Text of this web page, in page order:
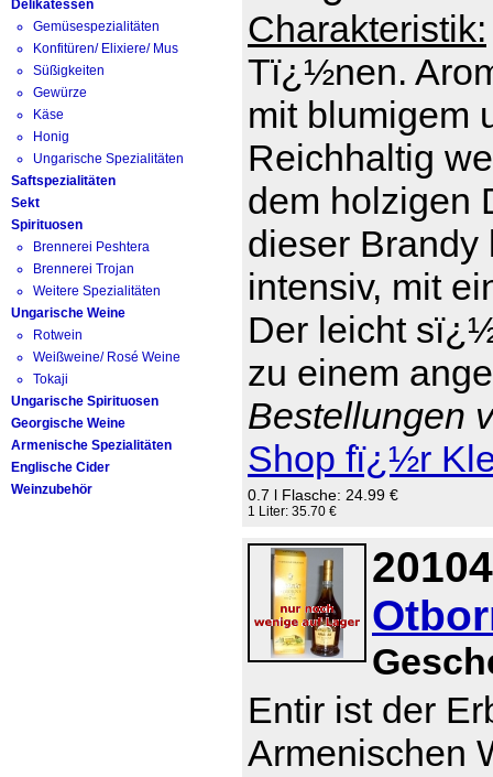
Delikatessen
Gemüsespezialitäten
Konfitüren/ Elixiere/ Mus
Süßigkeiten
Gewürze
Käse
Honig
Ungarische Spezialitäten
Saftspezialitäten
Sekt
Spirituosen
Brennerei Peshtera
Brennerei Trojan
Weitere Spezialitäten
Ungarische Weine
Rotwein
Weißweine/ Rosé Weine
Tokaji
Ungarische Spirituosen
Georgische Weine
Armenische Spezialitäten
Englische Cider
Weinzubehör
Charakteristik:
Tï¿½nen.
mit blumigem
Reichhaltig
dem holzigen
dieser
intensiv, mit
Der leicht
zu einem
Bestellungen
Shop fï¿½r
0.7 l Flasche: 24.99 €
1 Liter: 35.70 €
Entir ist der
Armenischen